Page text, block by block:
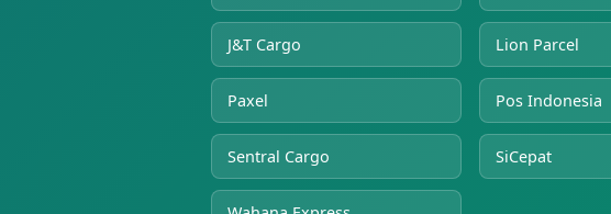
J&T Cargo Lion Parcel
Paxel Pos Indonesia
Sentral Cargo SiCepat